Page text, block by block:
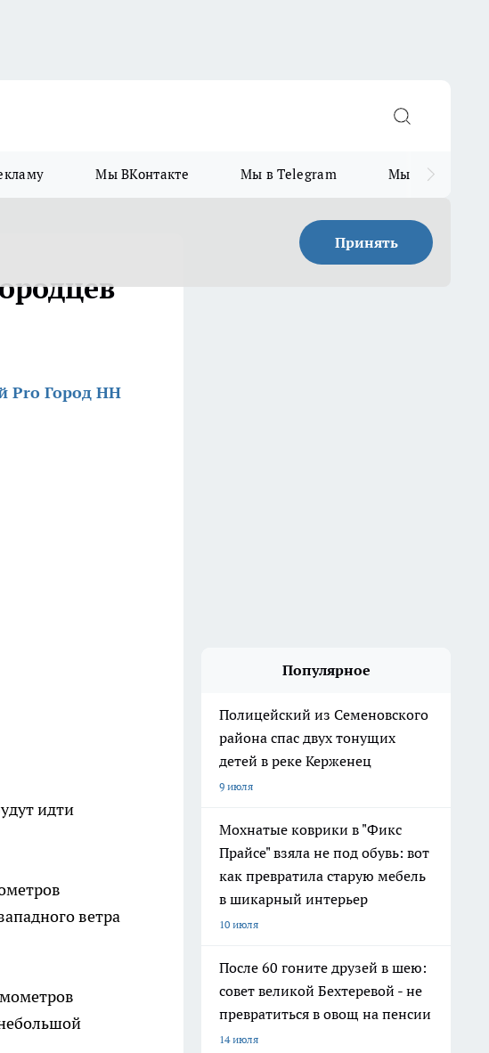
Мы ВКонтакте Мы в Telegram Мы в MAX
Принять
Pro Город НН
идти
ветра
Популярное
Полицейский из Семеновского
района спас двух тонущих
детей в реке Керженец
9 июля
Мохнатые коврики в "Фикс
Прайсе" взяла не под обувь: вот
как превратила старую мебель
в шикарный интерьер
10 июля
После 60 гоните друзей в шею:
совет великой Бехтеревой - не
превратиться в овощ на пенсии
14 июля